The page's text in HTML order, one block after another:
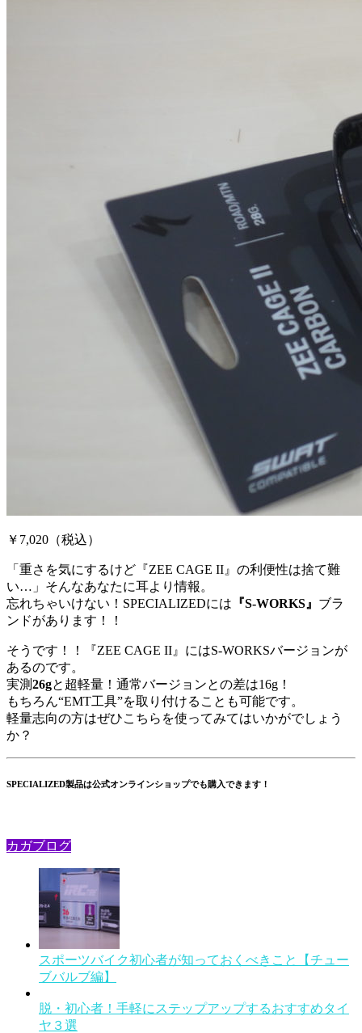
￥7,020（税込）
「重さを気にするけど『ZEE CAGE II』の利便性は捨て難
い…」そんなあなたに耳より情報。
忘れちゃいけない！SPECIALIZEDには 『S-WORKS』 ブラ
ンドがあります！！
そうです！！『ZEE CAGE II』にはS-WORKSバージョンが
あるのです。
実測26gと超軽量！通常バージョンとの差は16g！
もちろん“EMT工具”を取り付けることも可能です。
軽量志向の方はぜひこちらを使ってみてはいかがでしょう
か？
SPECIALIZED製品は公式オンラインショップでも購入できます！
カガブログ
スポーツバイク初心者が知っておくべきこと【チュー
ブバルブ編】
脱・初心者！手軽にステップアップするおすすめタイ
ヤ３選